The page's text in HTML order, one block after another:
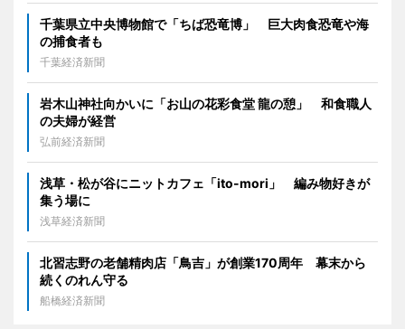
千葉県立中央博物館で「ちば恐竜博」 巨大肉食恐竜や海
の捕食者も
千葉経済新聞
岩木山神社向かいに「お山の花彩食堂 龍の憩」 和食職人
の夫婦が経営
弘前経済新聞
浅草・松が谷にニットカフェ「ito-mori」 編み物好きが
集う場に
浅草経済新聞
北習志野の老舗精肉店「鳥吉」が創業170周年 幕末から
続くのれん守る
船橋経済新聞